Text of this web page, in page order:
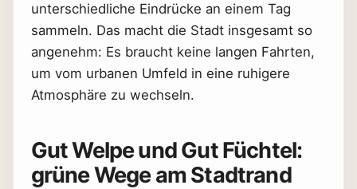
unterschiedliche Eindrücke an einem Tag
sammeln. Das macht die Stadt insgesamt so
angenehm: Es braucht keine langen Fahrten,
um vom urbanen Umfeld in eine ruhigere
Atmosphäre zu wechseln.
Gut Welpe und Gut Füchtel:
grüne Wege am Stadtrand